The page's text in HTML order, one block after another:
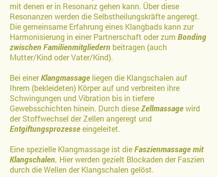
mit denen er in Resonanz gehen kann. Über diese
Resonanzen werden die Selbstheilungskräfte angeregt.
Die gemeinsame Erfahrung eines Klangbads kann zur
Harmonisierung in einer Partnerschaft oder zum Bonding
zwischen Familienmitgliedern beitragen (auch
Mutter/Kind oder Vater/Kind).
Bei einerKlangmassage liegen die Klangschalen auf
Ihrem (bekleideten) Körper auf und verbreiten ihre
Schwingungen und Vibration bis in tiefere
Gewebsschichten hinein. Durch dieseZellmassagewird
der Stoffwechsel der Zellen angeregt und
Entgiftungsprozesseeingeleitet.
Eine spezielle Klangmassage ist dieFaszienmassage mit
Klangschalen. Hier werden gezielt Blockaden der Faszien
durch die Wellen der Klangschalen gelöst.